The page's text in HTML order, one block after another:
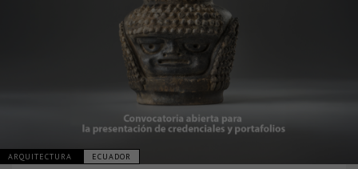
ARQUITECTURA ECUADOR